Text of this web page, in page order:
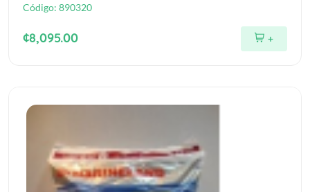
Código: 890320
¢8,095.00 +